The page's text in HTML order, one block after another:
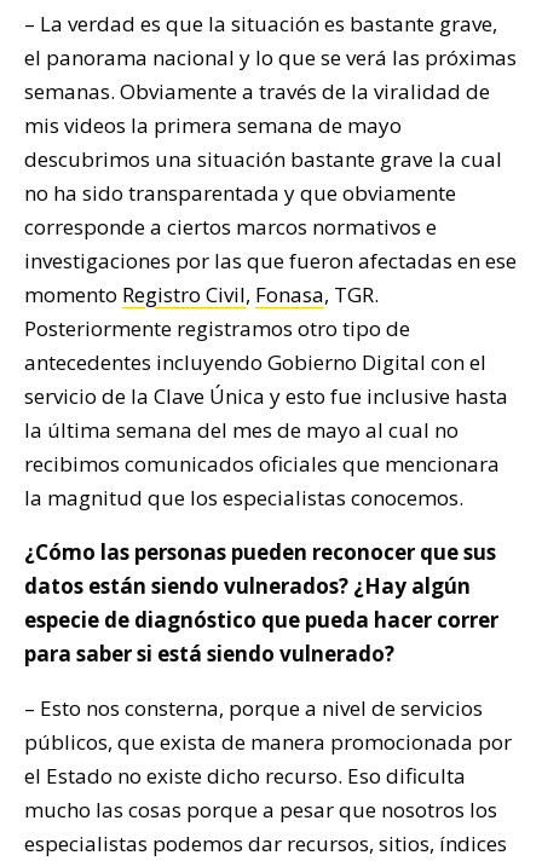
– La verdad es que la situación es bastante grave,
el panorama nacional y lo que se verá las próximas
semanas. Obviamente a través de la viralidad de
mis videos la primera semana de mayo
descubrimos una situación bastante grave la cual
no ha sido transparentada y que obviamente
corresponde a ciertos marcos normativos e
investigaciones por las que fueron afectadas en ese
momento Registro Civil, Fonasa, TGR.
Posteriormente registramos otro tipo de
antecedentes incluyendo Gobierno Digital con el
servicio de la Clave Única y esto fue inclusive hasta
la última semana del mes de mayo al cual no
recibimos comunicados oficiales que mencionara
la magnitud que los especialistas conocemos.
¿Cómo las personas pueden reconocer que sus
datos están siendo vulnerados? ¿Hay algún
especie de diagnóstico que pueda hacer correr
para saber si está siendo vulnerado?
– Esto nos consterna, porque a nivel de servicios
públicos, que exista de manera promocionada por
el Estado no existe dicho recurso. Eso dificulta
mucho las cosas porque a pesar que nosotros los
especialistas podemos dar recursos, sitios, índices